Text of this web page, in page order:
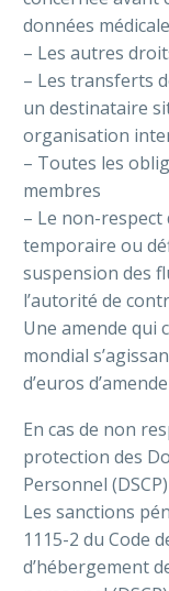
données
– Les autres
– Les transferts
un destinataire
organisation
– Toutes les
membres
– Le non-respect
temporaire ou
suspension des
l’autorité de
Une amende qui
mondial
d’euros
En cas de non
protection des
Personnel (DSCP)
Les sanctions
1115-2 du Code
d’hébergement